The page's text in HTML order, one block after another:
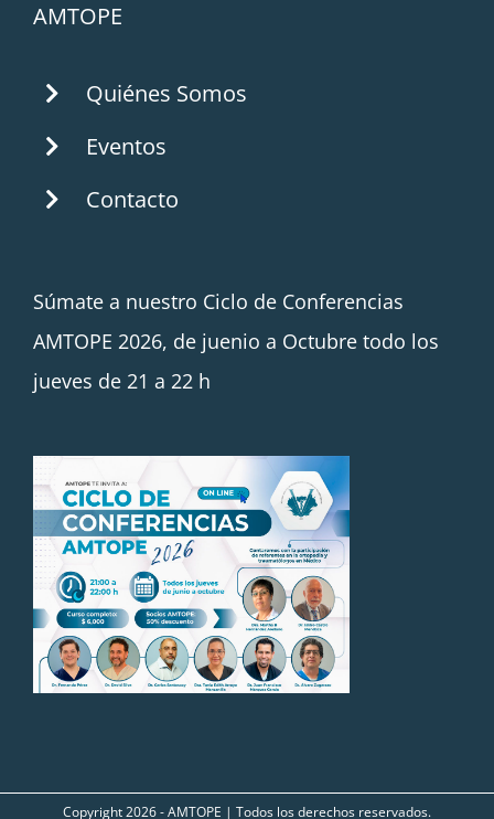
AMTOPE
Quiénes Somos
Eventos
Contacto
Súmate a nuestro Ciclo de Conferencias
AMTOPE 2026, de juenio a Octubre todo los
jueves de 21 a 22 h
Copyright2026 - AMTOPE | Todos los derechos reservados.